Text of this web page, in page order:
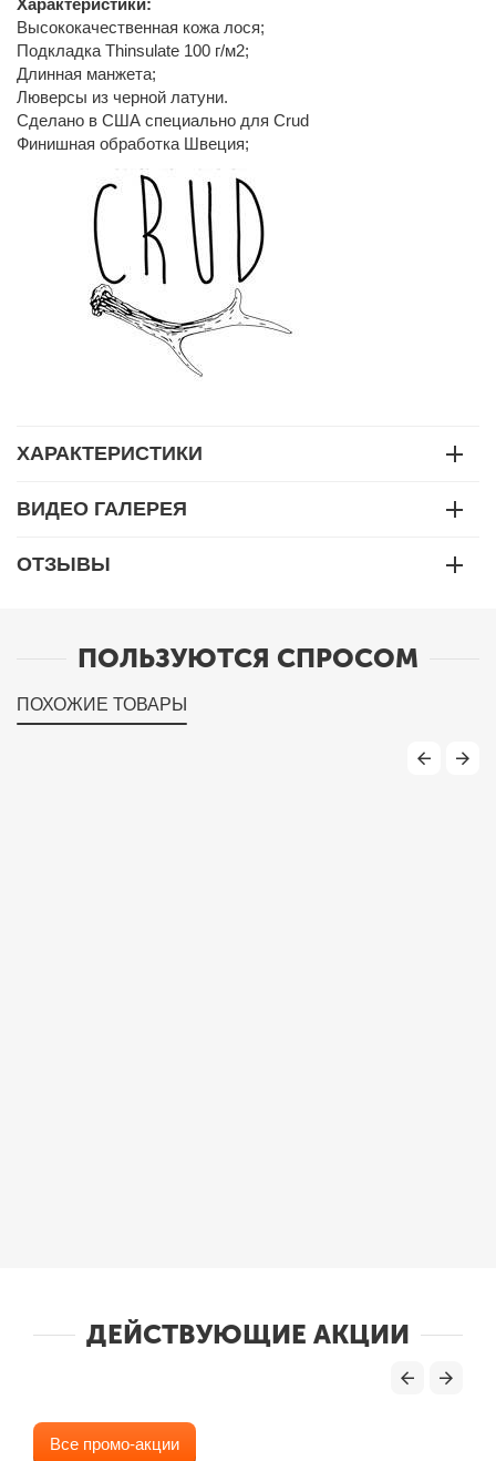
Характеристики:
Высококачественная кожа лося;
Подкладка Thinsulate 100 г/м2;
Длинная манжета;
Люверсы из черной латуни.
Сделано в США специально для Crud
Финишная обработка Швеция;
ХАРАКТЕРИСТИКИ
ВИДЕО ГАЛЕРЕЯ
ОТЗЫВЫ
ПОЛЬЗУЮТСЯ СПРОСОМ
ПОХОЖИЕ ТОВАРЫ
ДЕЙСТВУЮЩИЕ АКЦИИ
Все промо-акции